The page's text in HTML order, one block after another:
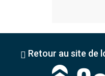
Retour au site de